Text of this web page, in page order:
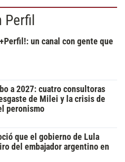
Perfil
un canal con gente que
a 2027: cuatro consultoras
de Milei y la crisis de
peronismo
que el gobierno de Lula
del embajador argentino en